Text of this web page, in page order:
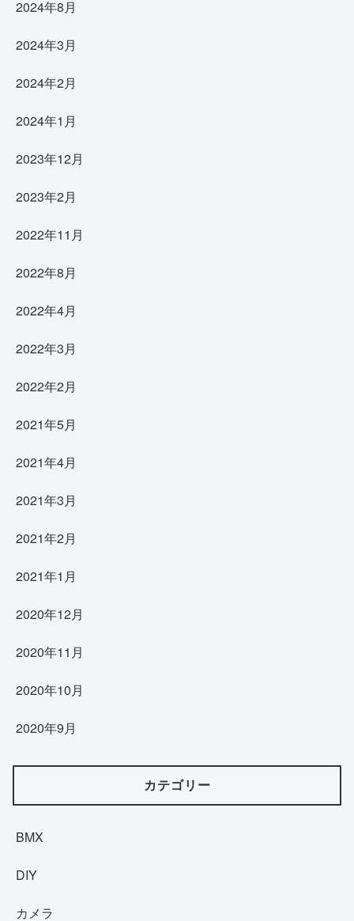
2024年8月
2024年3月
2024年2月
2024年1月
2023年12月
2023年2月
2022年11月
2022年8月
2022年4月
2022年3月
2022年2月
2021年5月
2021年4月
2021年3月
2021年2月
2021年1月
2020年12月
2020年11月
2020年10月
2020年9月
カテゴリー
BMX
DIY
カメラ